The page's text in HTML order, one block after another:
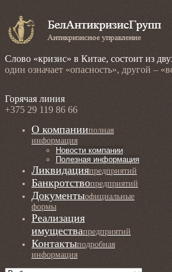
Слово «кризис» в Китае, состоит из
один означает «опасность», другой –
Горячая линия
+375 29 119 86 66
О компанииполная
информация
Новости компании
Полезная информация
Ликвидацияпредприятий
Банкротствопредприятий
Документыофициальные
формы
Реализация
имуществапредприятий
Контактыподробная
информация